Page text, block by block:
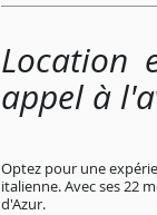
Location
appel à
Optez pour une
italienne. Avec ses 22
d'Azur.